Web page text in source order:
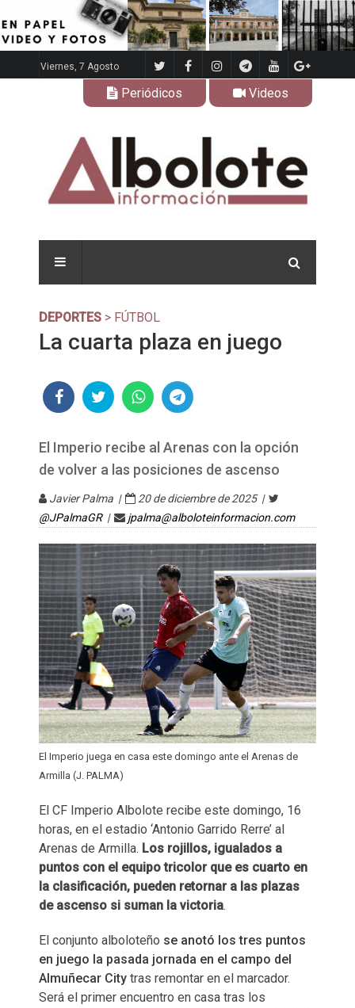
Viernes, 7 Agosto
Periódicos Videos
DEPORTES > FÚTBOL
La cuarta plaza en juego
El Imperio recibe al Arenas con la opción
de volver a las posiciones de ascenso
Javier Palma |
20 de diciembre de 2025 |
@JPalmaGR| jpalma@alboloteinformacion.com
El Imperio juega en casa este domingo ante el Arenas de
Armilla (J. PALMA)
El CF Imperio Albolote recibe este domingo, 16
horas, en el estadio ‘Antonio Garrido Rerre’ al
Arenas de Armilla. Los rojillos, igualados a
puntos con el equipo tricolor que es cuarto en
la clasificación, pueden retornar a las plazas
de ascenso si suman la victoria.
El conjunto alboloteño se anotó los tres puntos
en juego la pasada jornada en el campo del
Almuñecar City tras remontar en el marcador.
Será el primer encuentro en casa tras los